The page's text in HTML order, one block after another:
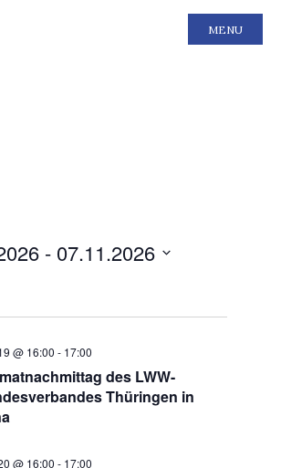
MENU
- 07.11.2026
@ 16:00 - 17:00
des LWW-
Thüringen in
@ 16:00 - 17:00